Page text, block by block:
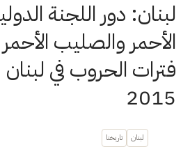
لبنان: دور اللجنة
الأحمر والصليب الأحمر
2015
لبنان تاريخنا